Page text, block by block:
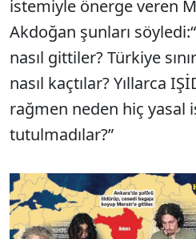
istemiyle önerge veren
Akdoğan şunları
nasıl gittiler? Türkiye
nasıl kaçtılar? Yıllarca
rağmen neden hiç yasal
tutulmadılar?”